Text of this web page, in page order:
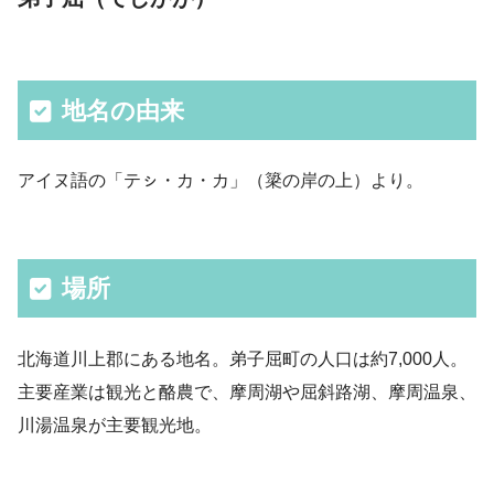
地名の由来
アイヌ語の「テㇱ・カ・カ」（簗の岸の上）より。
場所
北海道川上郡にある地名。弟子屈町の人口は約7,000人。
主要産業は観光と酪農で、摩周湖や屈斜路湖、摩周温泉、
川湯温泉が主要観光地。